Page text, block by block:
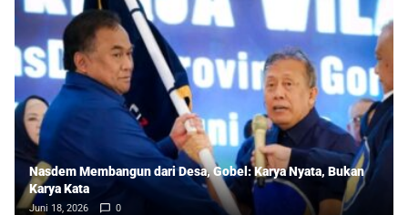
Nasdem Membangun dari Desa, Gobel: Karya Nyata, Bukan
Karya Kata
Juni 18, 2026 0